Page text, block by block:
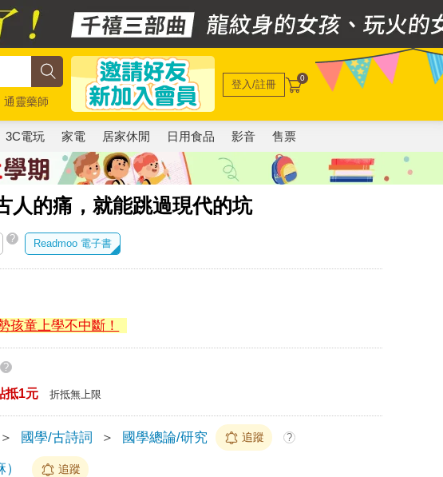
通靈藥師
登入/註冊 0
3C電玩 家電 居家休閒 日用食品 影音 售票
人的痛，就能跳過現代的坑
? Readmoo 電子書
孩童上學不中斷！
?
抵1元 折抵無上限
＞ 國學/古詩詞 ＞ 國學總論/研究 追蹤 ?
追蹤